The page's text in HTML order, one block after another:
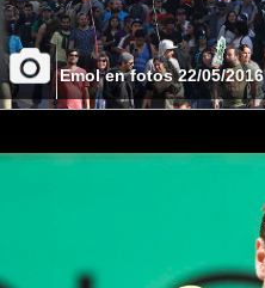
Emol en fotos 22/05/2016